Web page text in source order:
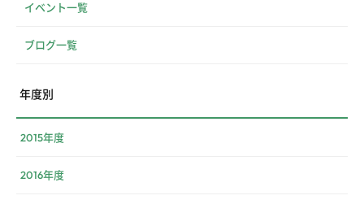
イベント一覧
ブログ一覧
年度別
2015年度
2016年度